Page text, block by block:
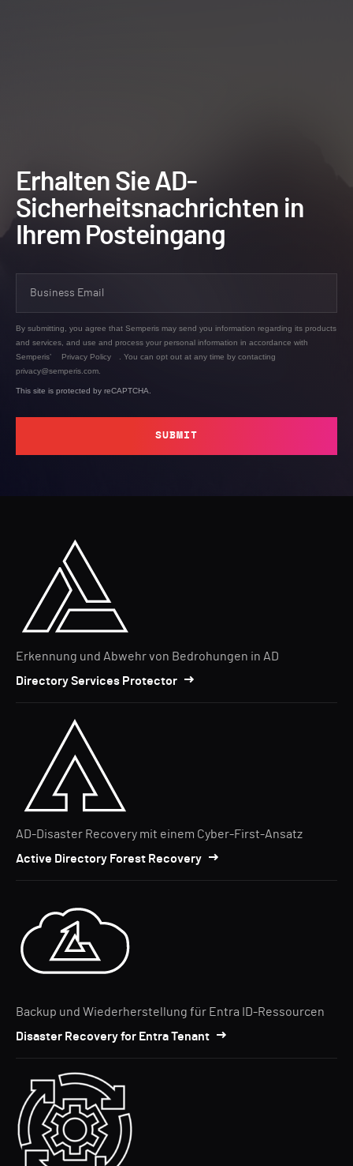
Erhalten Sie AD-
Sicherheitsnachrichten in
Ihrem Posteingang
By submitting, you agree that Semperis may send you information regarding its products
and services, and use and process your personal information in accordance with
Semperis’
Privacy Policy
. You can opt out at any time by contacting
privacy@semperis.com.
This site is protected by reCAPTCHA.
SUBMIT
Erkennung und Abwehr von Bedrohungen in AD
Directory Services Protector
AD-Disaster Recovery mit einem Cyber-First-Ansatz
Active Directory Forest Recovery
Backup und Wiederherstellung für Entra ID-Ressourcen
Disaster Recovery for Entra Tenant